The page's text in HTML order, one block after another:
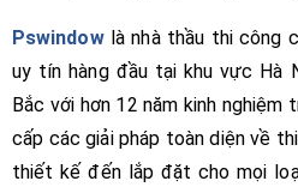
Pswindowlà nhà thầu thi công
uy tín hàng đầu tại khu vực Hà
Bắc với hơn 12 năm kinh nghiệm
cấp các giải pháp toàn diện về
thiết kế đến lắp đặt cho mọi